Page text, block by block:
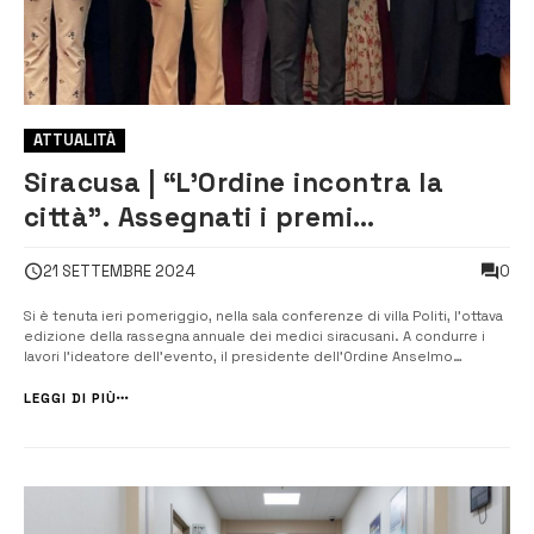
ATTUALITÀ
Siracusa | “L’Ordine incontra la
città”. Assegnati i premi
Scrittori
21 SETTEMBRE 2024 0
Si è tenuta ieri pomeriggio, nella sala conferenze di villa Politi, l’ottava
edizione della rassegna annuale dei medici siracusani. A condurre i
lavori l’ideatore dell’evento, il presidente dell’Ordine Anselmo
ospiti istituzionali. Tra questi è stata registrata la presenza dell...
LEGGI DI PIÙ